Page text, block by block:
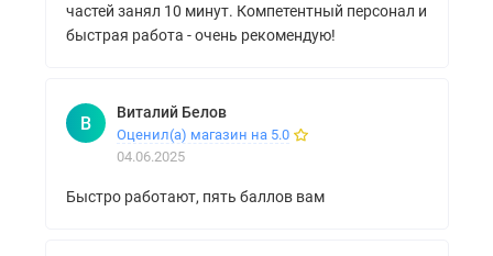
частей занял 10 минут. Компетентный персонал и
быстрая работа - очень рекомендую!
В Виталий Белов
Оценил(а) магазин на 5.0
04.06.2025
Быстро работают, пять баллов вам